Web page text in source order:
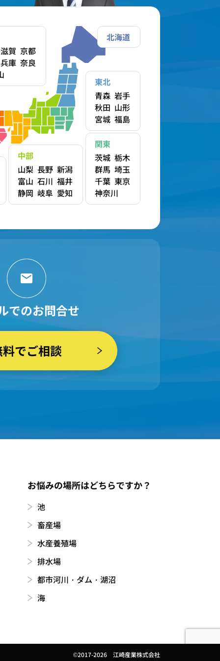
北海道
東北
青森 岩手
秋田 山形
宮城 福島
関東
茨城 栃木
群馬 埼玉
千葉 東京
神奈川
中部
山梨 長野 新潟
富山 石川 福井
静岡 岐阜 愛知
滋賀 京都
兵庫 奈良
でのお問合せ
でご相談
お悩みの場所はどちらですか？
池
畜産場
水産養殖場
排水場
都市河川・ダム・湖沼
海
©2017-2026 江崎産業株式会社